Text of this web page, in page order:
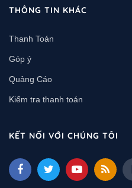
THÔNG TIN KHÁC
Thanh Toán
Góp ý
Quảng Cáo
Kiểm tra thanh toán
KẾT NỐI VỚI CHÚNG TÔI